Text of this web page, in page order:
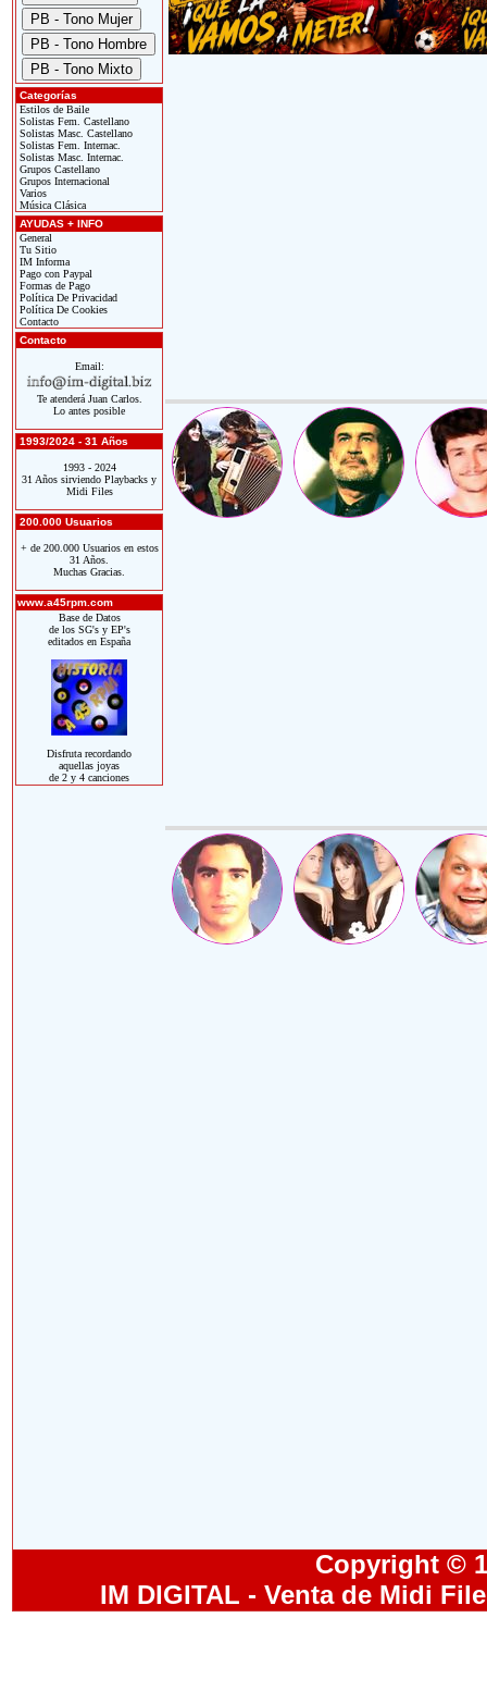
Categorías
Estilos de Baile
Solistas Fem. Castellano
Solistas Masc. Castellano
Solistas Fem. Internac.
Solistas Masc. Internac.
Grupos Castellano
Grupos Internacional
Varios
Música Clásica
AYUDAS + INFO
General
Tu Sitio
IM Informa
Pago con Paypal
Formas de Pago
Política De Privacidad
Política De Cookies
Contacto
Contacto
Email:
Te atenderá Juan Carlos.
Lo antes posible
1993/2024 - 31 Años
1993 - 2024
31 Años sirviendo Playbacks y
Midi Files
200.000 Usuarios
+ de 200.000 Usuarios en estos
31 Años.
Muchas Gracias.
www.a45rpm.com
Base de Datos
de los SG's y EP's
editados en España
Disfruta recordando
aquellas joyas
de 2 y 4 canciones
Copyright ©
IM DIGITAL - Venta de Midi